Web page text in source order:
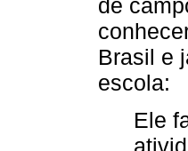
de
Brasil e
escola:
Ele